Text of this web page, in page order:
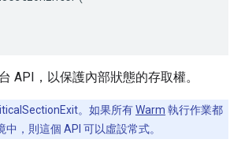
API，以保護內部狀態的存取權。
。如果所有Warm 執行作業都
，則這個 API 可以虛設常式。